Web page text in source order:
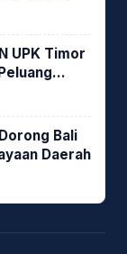
UPK Timor
Bolok
Bali
Daerah